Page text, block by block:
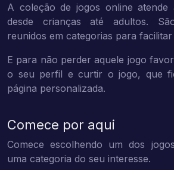
A coleção de jogos online atende
desde crianças até adultos.
reunidos em categorias para
E para não perder aquele jogo
o seu perfil e curtir o jogo, que
página personalizada.
Comece por aqui
Comece escolhendo um dos
uma categoria do seu interesse.